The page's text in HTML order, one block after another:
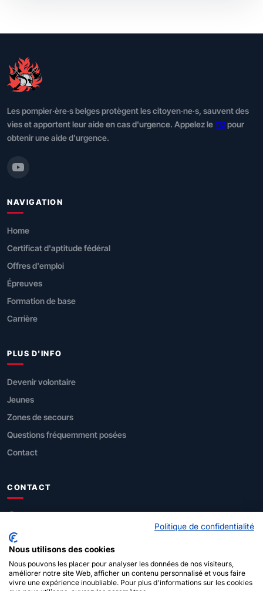
Les pompier·ère·s belges protègent les citoyen·ne·s, sauvent des
vies et apportent leur aide en cas d'urgence. Appelez le112pour
obtenir une aide d'urgence.
NAVIGATION
Home
Certificat d'aptitude fédéral
Offres d'emploi
Épreuves
Formation de base
Carrière
PLUS D'INFO
Devenir volontaire
Jeunes
Zones de secours
Questions fréquemment posées
Contact
CONTACT
Direction générale Sécurité civile
112 (urgences)
Politique de confidentialité
Nous utilisons des cookies
Nous pouvons les placer pour analyser les données de nos visiteurs,
améliorer notre site Web, afficher un contenu personnalisé et vous faire
vivre une expérience inoubliable. Pour plus d'informations sur les cookies